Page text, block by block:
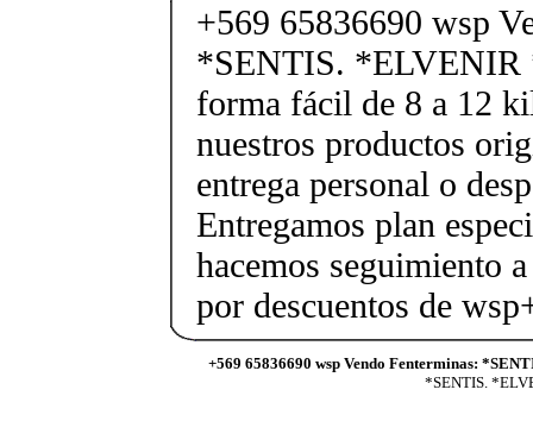
+569 65836690 wsp
*SENTIS. *ELVENIR
forma fácil de 8 a 12
nuestros productos
entrega personal o
Entregamos plan
hacemos seguimiento
por descuentos de
+569 65836690 wsp Vendo Fenterminas:
*SENTIS.